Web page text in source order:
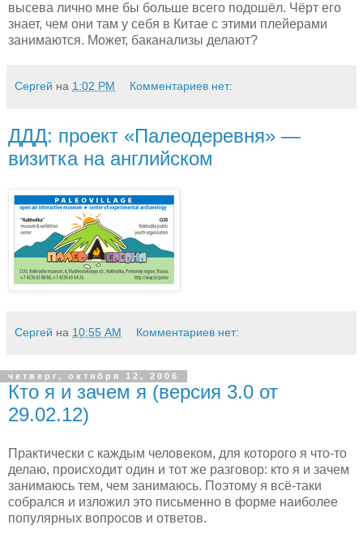
высева лично мне бы больше всего подошёл. Чёрт его
знает, чем они там у себя в Китае с этими плейерами
занимаются. Может, баканализы делают?
Сергей на 1:02 PM Комментариев нет:
ДДД: проект «Палеодеревня» —
визитка на английском
Сергей на 10:55 AM Комментариев нет:
четверг, октября 12, 2006
Кто я и зачем я (версия 3.0 от
29.02.12)
Практически с каждым человеком, для которого я что-то
делаю, происходит один и тот же разговор: кто я и зачем
занимаюсь тем, чем занимаюсь. Поэтому я всё-таки
собрался и изложил это письменно в форме наиболее
популярных вопросов и ответов.